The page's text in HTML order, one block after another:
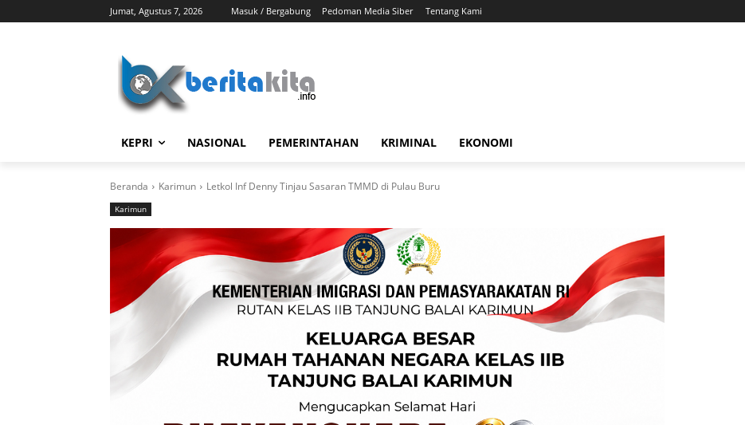
Jumat, Agustus 7, 2026 Masuk / Bergabung Pedoman Media Siber Tentang Kami
KEPRI NASIONAL PEMERINTAHAN KRIMINAL EKONOMI
Beranda Karimun Letkol Inf Denny Tinjau Sasaran TMMD di Pulau Buru
Karimun